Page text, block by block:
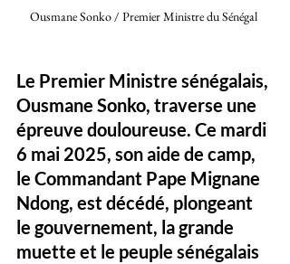
Ousmane Sonko / Premier Ministre du Sénégal
Le Premier Ministre sénégalais,
Ousmane Sonko, traverse une
épreuve douloureuse. Ce mardi
6 mai 2025, son aide de camp,
le Commandant Pape Mignane
Ndong, est décédé, plongeant
le gouvernement, la grande
muette et le peuple sénégalais